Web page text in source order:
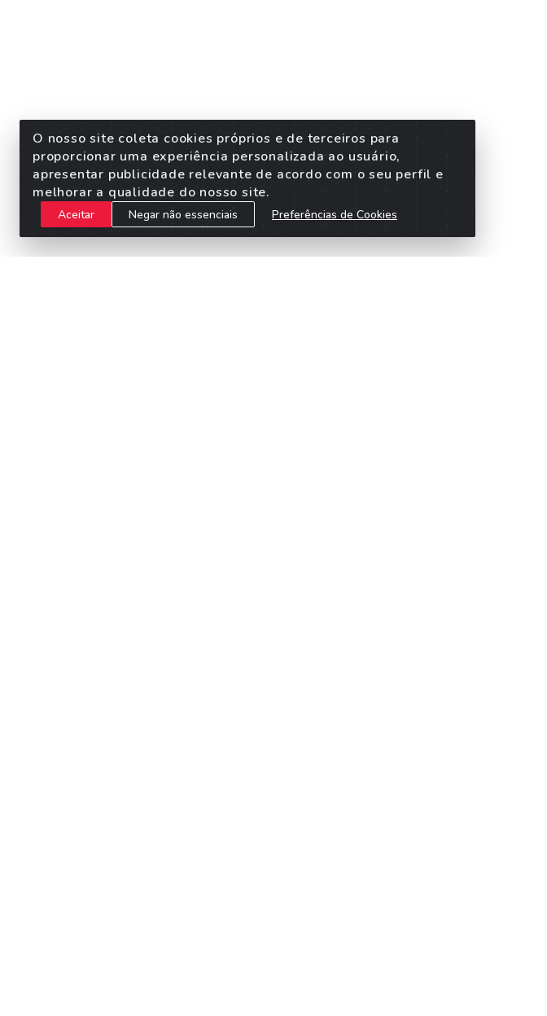
O nosso site coleta cookies próprios e de terceiros para
proporcionar uma experiência personalizada ao usuário,
apresentar publicidade relevante de acordo com o seu perfil e
melhorar a qualidade do nosso site.
Aceitar Negar não essenciais Preferências de Cookies